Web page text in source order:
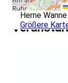
Herne
Größere